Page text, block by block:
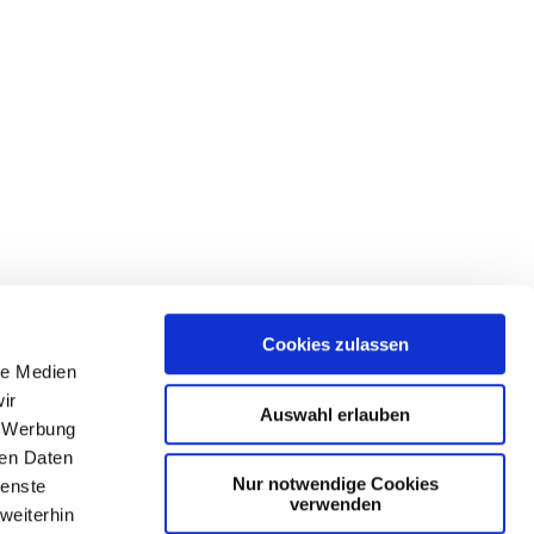
Medien
Daten
Cookies zulassen
Auswahl erlauben
Nur notwendige Cookies
verwenden